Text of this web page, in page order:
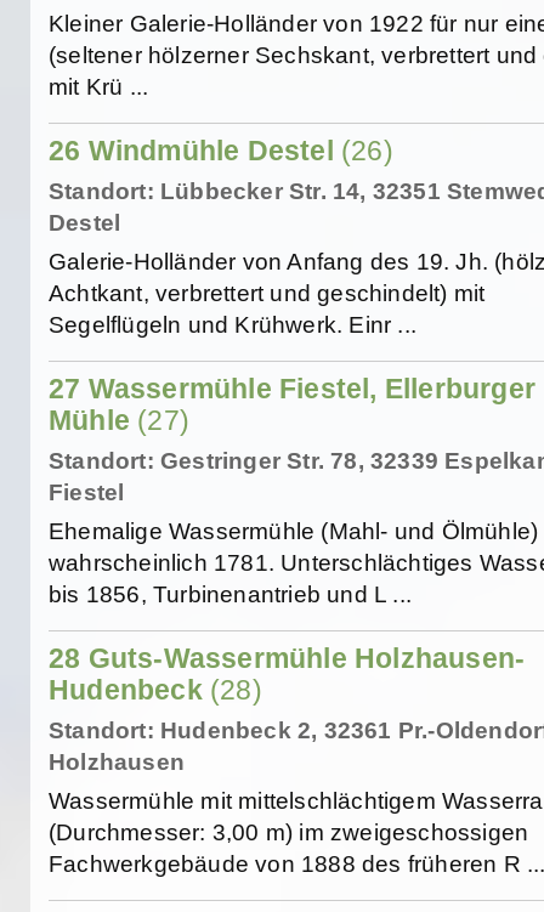
Kleiner Galerie-Holländer von 1922 für nur
(seltener hölzerner Sechskant, verbrettert
mit Krü ...
26 Windmühle Destel (26)
Standort: Lübbecker Str. 14, 32351
Destel
Galerie-Holländer von Anfang des 19. Jh.
Achtkant, verbrettert und geschindelt) mit
Segelflügeln und Krühwerk. Einr ...
27 Wassermühle Fiestel, Ellerburger
Mühle (27)
Standort: Gestringer Str. 78, 32339
Fiestel
Ehemalige Wassermühle (Mahl- und
wahrscheinlich 1781. Unterschlächtiges
bis 1856, Turbinenantrieb und L ...
28 Guts-Wassermühle Holzhausen-
Hudenbeck (28)
Standort: Hudenbeck 2, 32361 Pr.-
Holzhausen
Wassermühle mit mittelschlächtigem
(Durchmesser: 3,00 m) im zweigeschossigen
Fachwerkgebäude von 1888 des früheren R